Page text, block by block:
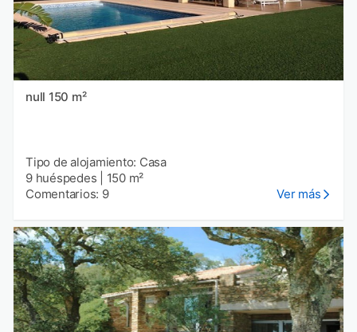
null 150 m²
Tipo de alojamiento: Casa
9 huéspedes
150 m²
Comentarios: 9
Ver más